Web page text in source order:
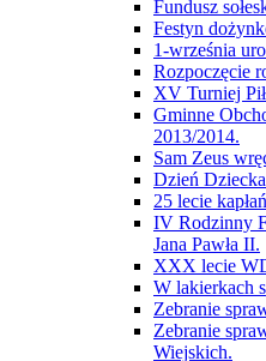
Fundusz
Festyn
1-września
Rozpoczęcie
XV Turniej
Gminne
2013/2014.
Sam Zeus
Dzień
25 lecie
IV Rodzinny
Jana Pawła II.
XXX lecie
W lakierkach
Zebranie
Zebranie
Wiejskich.